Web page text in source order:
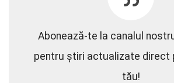
Abonează-te la canalul
pentru știri actualizate direct
tău!